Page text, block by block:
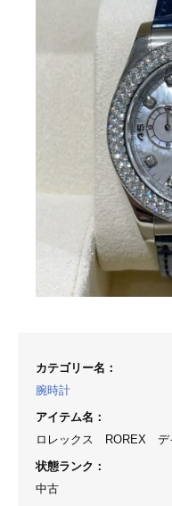
カテゴリー名 ：
腕時計
アイテム名 ：
ロレックス ROREX
状態ランク ：
中古